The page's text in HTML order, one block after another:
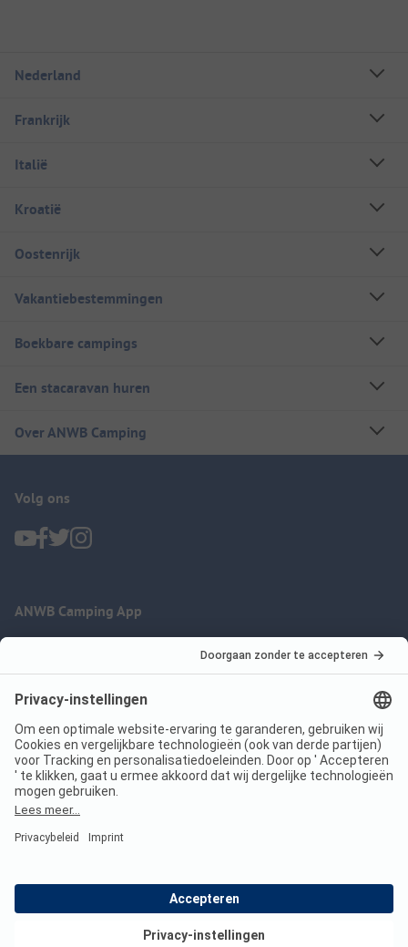
Nederland
Frankrijk
Italië
Kroatië
Oostenrijk
Vakantiebestemmingen
Boekbare campings
Een stacaravan huren
Over ANWB Camping
Volg ons
ANWB Camping App
Imprint
Jouw privacy
Voorwaarden
Wet digitale diensten